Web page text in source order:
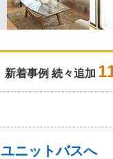
新着事例 続々追加
ニットバスへ